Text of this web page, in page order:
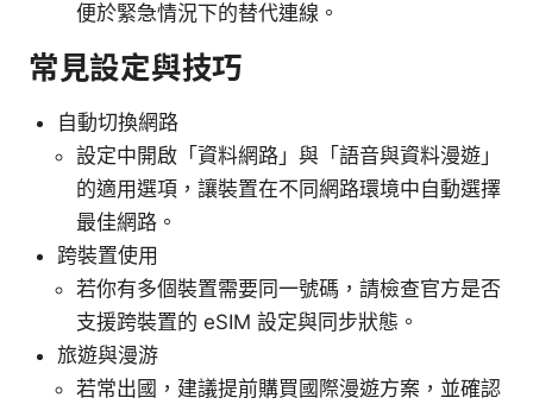
便於緊急情況下的替代連線。
常見設定與技巧
自動切換網路
設定中開啟「資料網路」與「語音與資料漫遊」
的適用選項，讓裝置在不同網路環境中自動選擇
最佳網路。
跨裝置使用
若你有多個裝置需要同一號碼，請檢查官方是否
支援跨裝置的 eSIM 設定與同步狀態。
旅遊與漫游
若常出國，建議提前購買國際漫遊方案，並確認